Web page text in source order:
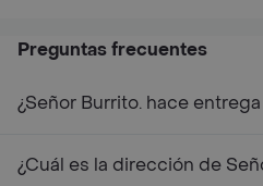
Preguntas frecuentes
¿Señor Burrito. hace
¿Cuál es la dirección de